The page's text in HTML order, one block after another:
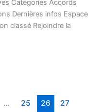
Catégories Accords
Dernières infos Espace
classé Rejoindre la
… 25 26
27